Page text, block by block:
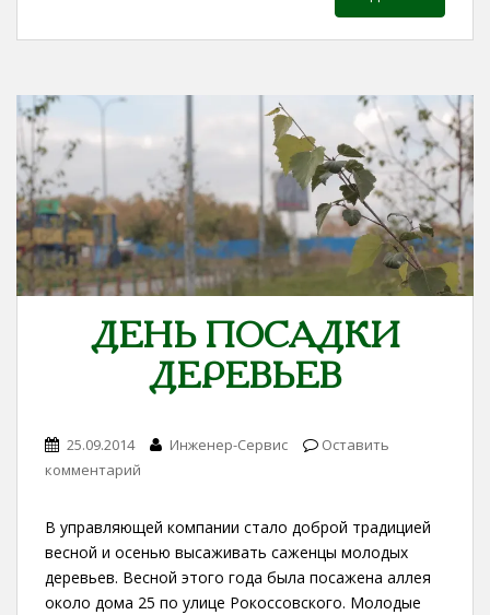
ДЕНЬ ПОСАДКИ
ДЕРЕВЬЕВ
25.09.2014 Инженер-Сервис
Оставить
комментарий
В управляющей компании стало доброй традицией
весной и осенью высаживать саженцы молодых
деревьев. Весной этого года была посажена аллея
около дома 25 по улице Рокоссовского. Молодые